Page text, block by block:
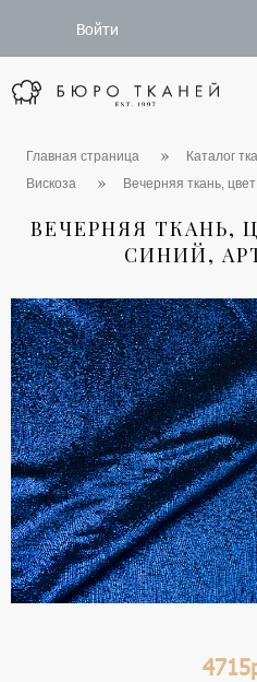
Войти
Главная страница Каталог
Вискоза
Вечерняя ткань,
ВЕЧЕРНЯЯ ТКАНЬ,
СИНИЙ,